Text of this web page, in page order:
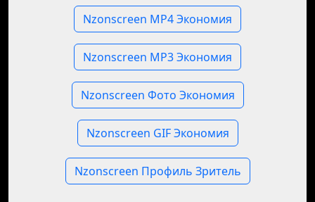
Nzonscreen MP4 Экономия
Nzonscreen MP3 Экономия
Nzonscreen Фото Экономия
Nzonscreen GIF Экономия
Nzonscreen Профиль Зритель